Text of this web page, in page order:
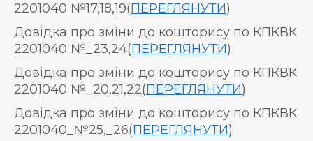
2201040 №17,18,19(ПЕРЕГЛЯНУТИ)
Довідка про зміни до кошторису по КПКВК
2201040 №_23,24(ПЕРЕГЛЯНУТИ)
Довідка про зміни до кошторису по КПКВК
2201040 №_20,21,22(ПЕРЕГЛЯНУТИ)
Довідка про зміни до кошторису по КПКВК
2201040_№25,_26(ПЕРЕГЛЯНУТИ)